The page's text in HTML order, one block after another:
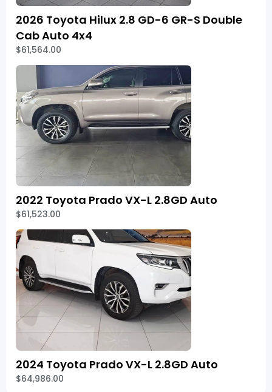
2026 Toyota Hilux 2.8 GD-6 GR-S Double
Cab Auto 4x4
$61,564.00
2022 Toyota Prado VX-L 2.8GD Auto
$61,523.00
2024 Toyota Prado VX-L 2.8GD Auto
$64,986.00